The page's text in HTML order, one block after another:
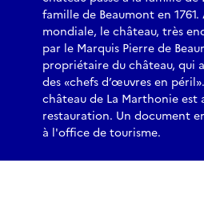
famille de Beaumont en
mondiale, le château, très
par le Marquis Pierre de
propriétaire du château, qui
des «chefs d’œuvres en
château de La Marthonie
restauration. Un document
à l'office de tourisme.